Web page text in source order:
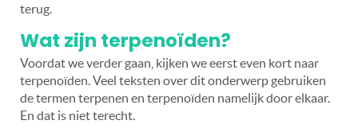
terug.
Wat zijn terpenoïden?
Voordat we verder gaan, kijken we eerst even kort naar
terpenoïden. Veel teksten over dit onderwerp gebruiken
de termen terpenen en terpenoïden namelijk door elkaar.
En dat is niet terecht.